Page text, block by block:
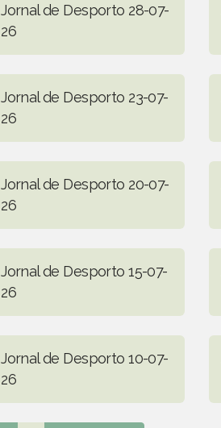
Jornal de Desporto 28-07-
26
Jornal de Desporto 23-07-
26
Jornal de Desporto 20-07-
26
Jornal de Desporto 15-07-
26
Jornal de Desporto 10-07-
26